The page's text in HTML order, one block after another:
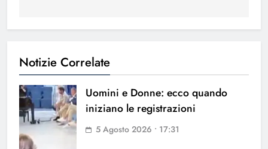
Notizie Correlate
Uomini e Donne: ecco quando
iniziano le registrazioni
5 Agosto 2026 • 17:31